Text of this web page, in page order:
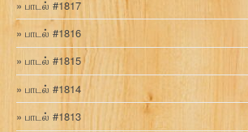
பாடல் #1817
பாடல் #1816
பாடல் #1815
பாடல் #1814
பாடல் #1813